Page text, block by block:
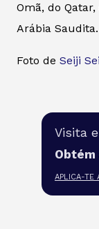
Omã, do
Arábia Saudita.
Foto de Seiji
Visita
Obtém
APLICA-TE